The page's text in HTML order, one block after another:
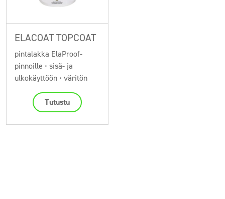
ELACOAT TOPCOAT
pintalakka ElaProof-
pinnoille • sisä- ja
ulkokäyttöön • väritön
Tutustu